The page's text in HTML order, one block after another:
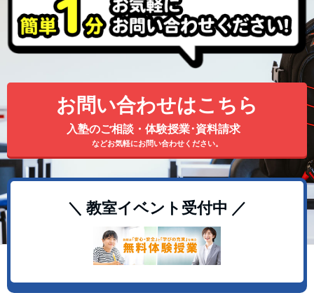
お問い合わせはこちら
入塾のご相談・体験授業･資料請求
などお気軽にお問い合わせください。
＼ 教室イベント受付中 ／